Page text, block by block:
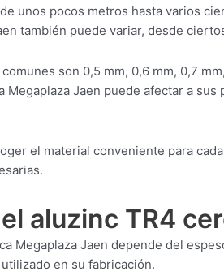
unos pocos metros hasta varios
también puede variar, desde
son 0,5 mm, 0,6 mm, 0,7
Megaplaza Jaen puede afectar a
el material conveniente para
aluzinc TR4
Megaplaza Jaen depende del
en su fabricación.